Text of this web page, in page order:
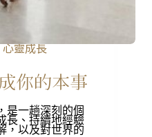
心靈成長
你的本事
是一趟深刻的個
長、持續地經驗
，以及對世界的